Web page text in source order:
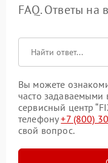
FAQ. Ответы на
Вы можете
часто задаваемыми
сервисный центр
телефону+7 (800)
свой вопрос.